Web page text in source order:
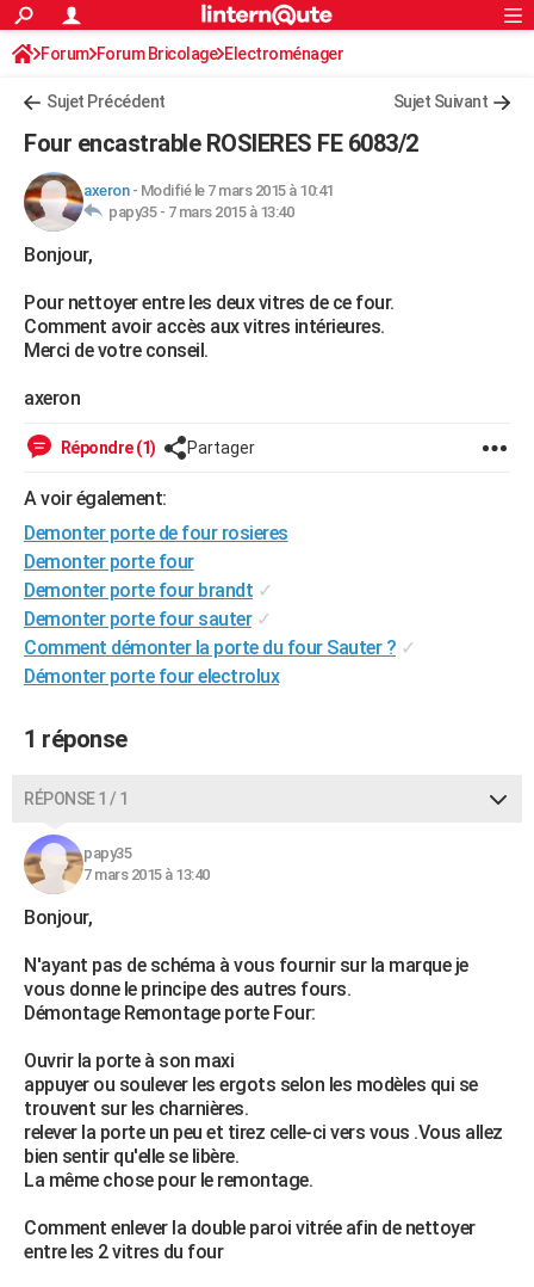
ACTUALITÉS
Politique
Société
Faits Divers
Education
Monde
Villes
+
FINANCE
Retraite
Impôts
Epargne
Immobilier
Risques naturels par ville
Banque
Assurance
Crédit
AUTO
Essais
Réserver un essai
Citadines
Berlines
SUV
Forum auto
+HIGH-TECH
Mobiles
Meilleur smartphone
Internet
Ordinateurs
Jeux vidéo
Guide high-tech
+BRICOLAGE
Forum
Aménagement intérieur
Extérieur
Cuisine
Salle de bains
Jardinage
Rangement
Art de vivre
Bien-être
Loisirs
Mode
Modes de vie
Alimentation
Guide de la santé
Maladies
Médicaments
Sommeil
Destinations
City break
Voyage nature
Voyage de noces
Forum
Climat
+PHOTO
GUIDES D'ACHAT
BONS PLANS
Carte de Noël
Carte Bonne année
Carte Saint-Valentin
Carte Pâques
Carte d'anniversaire
DICTIONNAIRE
Dictionnaire
Biographies
Citations
Expressions
Proverbes
PROGRAMME TV
COPAINS D'AVANT
S'inscrire
Se connecter
Lycées
Collèges
Primaires
Universités
Entreprises
Service militaire
Avis de recherche
Bricolage
Lifestyle
Culture
Sport
Auto
Television
Voyage
Cinema
S'inscrire
Connexion
Forum Forum Bricolage Electroménager
Sujet Précédent Sujet Suivant
Four encastrable ROSIERES FE 6083/2
axeron- Modifié le 7 mars 2015 à 10:41
papy35 - 7 mars 2015 à 13:40
Bonjour,
Pour nettoyer entre les deux vitres de ce four.
Comment avoir accès aux vitres intérieures.
Merci de votre conseil.
axeron
Répondre (1) Partager
A voir également:
Demonter porte de four rosieres
Demonter porte four
Demonter porte four brandt ✓
Demonter porte four sauter ✓
Comment démonter la porte du four Sauter ? ✓
Démonter porte four electrolux
1 réponse
RÉPONSE 1 / 1
papy35
7 mars 2015 à 13:40
Bonjour,
N'ayant pas de schéma à vous fournir sur la marque je
vous donne le principe des autres fours.
Démontage Remontage porte Four:
Ouvrir la porte à son maxi
appuyer ou soulever les ergots selon les modèles qui se
trouvent sur les charnières.
relever la porte un peu et tirez celle-ci vers vous .Vous allez
bien sentir qu'elle se libère.
La même chose pour le remontage.
Comment enlever la double paroi vitrée afin de nettoyer
entre les 2 vitres du four